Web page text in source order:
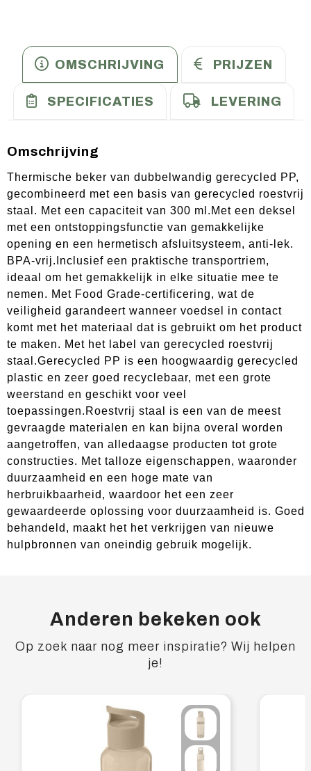
OMSCHRIJVING PRIJZEN
SPECIFICATIES LEVERING
Omschrijving
Thermische beker van dubbelwandig gerecycled PP,
gecombineerd met een basis van gerecycled roestvrij
staal. Met een capaciteit van 300 ml.Met een deksel
met een ontstoppingsfunctie van gemakkelijke
opening en een hermetisch afsluitsysteem, anti-lek.
BPA-vrij.Inclusief een praktische transportriem,
ideaal om het gemakkelijk in elke situatie mee te
nemen. Met Food Grade-certificering, wat de
veiligheid garandeert wanneer voedsel in contact
komt met het materiaal dat is gebruikt om het product
te maken. Met het label van gerecycled roestvrij
staal.Gerecycled PP is een hoogwaardig gerecycled
plastic en zeer goed recyclebaar, met een grote
weerstand en geschikt voor veel
toepassingen.Roestvrij staal is een van de meest
gevraagde materialen en kan bijna overal worden
aangetroffen, van alledaagse producten tot grote
constructies. Met talloze eigenschappen, waaronder
duurzaamheid en een hoge mate van
herbruikbaarheid, waardoor het een zeer
gewaardeerde oplossing voor duurzaamheid is. Goed
behandeld, maakt het het verkrijgen van nieuwe
hulpbronnen van oneindig gebruik mogelijk.
Anderen bekeken ook
Op zoek naar nog meer inspiratie? Wij helpen
je!